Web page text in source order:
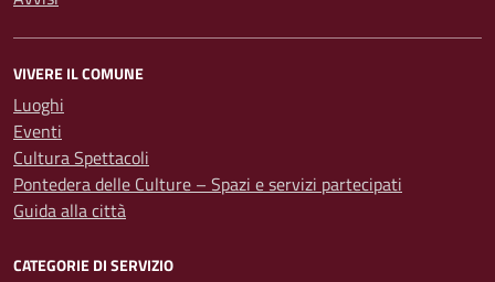
VIVERE IL COMUNE
Luoghi
Eventi
Cultura Spettacoli
Pontedera delle Culture – Spazi e servizi partecipati
Guida alla città
CATEGORIE DI SERVIZIO